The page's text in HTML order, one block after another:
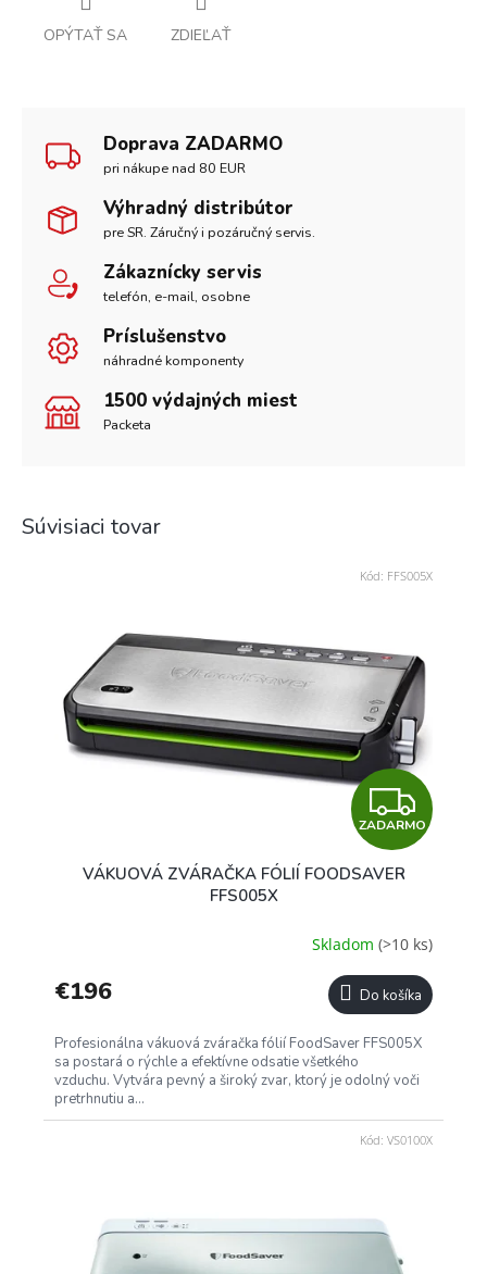
OPÝTAŤ SA ZDIEĽAŤ
Doprava ZADARMO
pri nákupe nad 80 EUR
Výhradný distribútor
pre SR. Záručný i pozáručný servis.
Zákaznícky servis
telefón, e-mail, osobne
Príslušenstvo
náhradné komponenty
1500 výdajných miest
Packeta
Súvisiaci tovar
Z
A
A
R
M
O
ZADARMO
VÁKUOVÁ ZVÁRAČKA FÓLIÍ FOODSAVER
FFS005X
Skladom (>10 ks)
€196 Do košíka
Profesionálna vákuová zváračka fólií FoodSaver FFS005X
sa postará o rýchle a efektívne odsatie všetkého
vzduchu. Vytvára pevný a široký zvar, ktorý je odolný voči
pretrhnutiu a...
Kód: FFS005X
Kód: VS0100X